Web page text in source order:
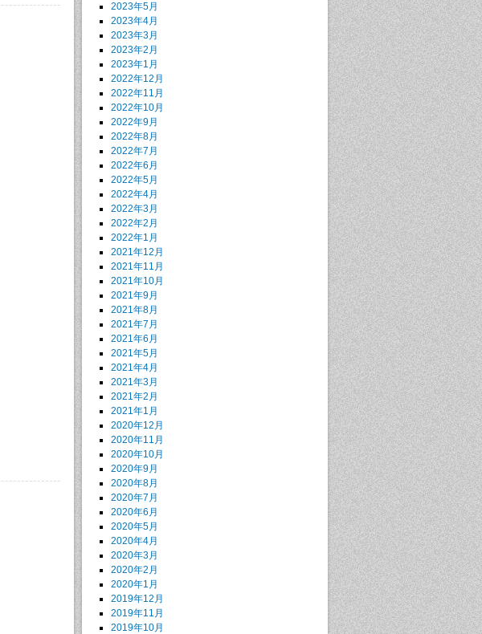
2023年5月
2023年4月
2023年3月
2023年2月
2023年1月
2022年12月
2022年11月
2022年10月
2022年9月
2022年8月
2022年7月
2022年6月
2022年5月
2022年4月
2022年3月
2022年2月
2022年1月
2021年12月
2021年11月
2021年10月
2021年9月
2021年8月
2021年7月
2021年6月
2021年5月
2021年4月
2021年3月
2021年2月
2021年1月
2020年12月
2020年11月
2020年10月
2020年9月
2020年8月
2020年7月
2020年6月
2020年5月
2020年4月
2020年3月
2020年2月
2020年1月
2019年12月
2019年11月
2019年10月